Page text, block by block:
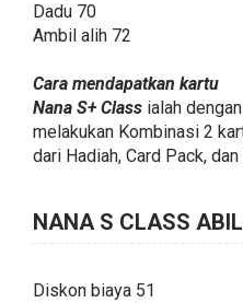
Dadu 70
Ambil alih 72
Cara mendapatkan kartu
Nana S+ Class ialah dengan
melakukan Kombinasi 2
dari Hadiah, Card Pack, dan
NANA S CLASS
Diskon biaya 51